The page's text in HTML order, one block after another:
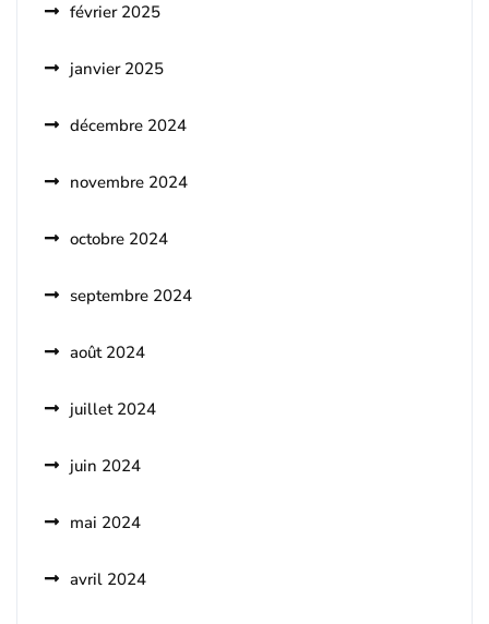
février 2025
janvier 2025
décembre 2024
novembre 2024
octobre 2024
septembre 2024
août 2024
juillet 2024
juin 2024
mai 2024
avril 2024